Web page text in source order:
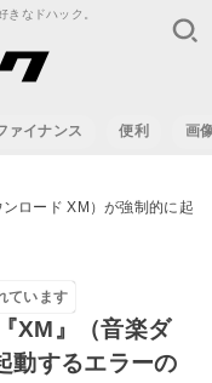
きなドハック。
ァイナンス 便利 画
ロード XM）が強制的に起
ています
XM』（音楽ダ
動するエラーの